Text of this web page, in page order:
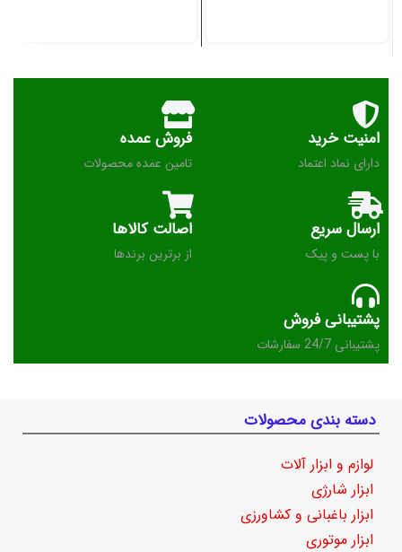
امنیت خرید
دارای نماد اعتماد
فروش عمده
تامین عمده محصولات
ارسال سریع
با پست و پیک
اصالت کالاها
از برترین برندها
پشتیبانی فروش
پشتیبانی 24/7 سفارشات
دسته بندی محصولات
لوازم و ابزار آلات
ابزار شارژی
ابزار باغبانی و کشاورزی
ابزار موتوری